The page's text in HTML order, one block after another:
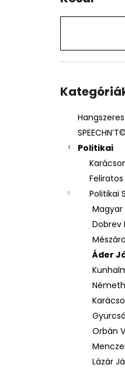
átugrása
Hangszeres
SPEECHN’T©
Politikai
Feliratos
Politikai
Magyar
Dobrev
Áder
Orbán
Lázár